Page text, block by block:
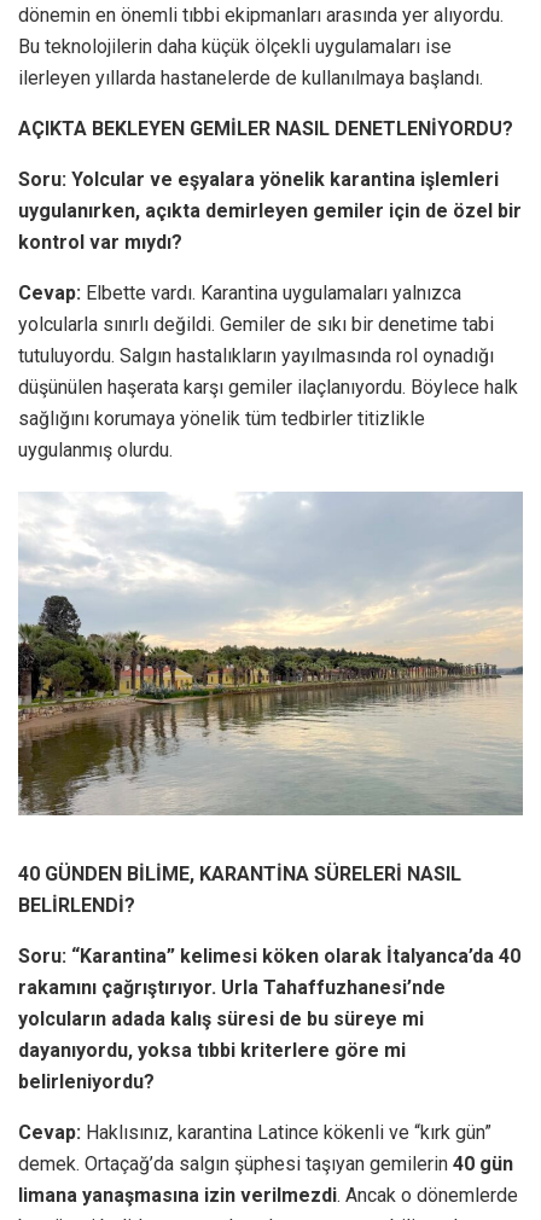
dönemin en önemli tıbbi ekipmanları arasında yer alıyordu.
Bu teknolojilerin daha küçük ölçekli uygulamaları ise
ilerleyen yıllarda hastanelerde de kullanılmaya başlandı.
AÇIKTA BEKLEYEN GEMİLER NASIL DENETLENİYORDU?
Soru: Yolcular ve eşyalara yönelik karantina işlemleri
uygulanırken, açıkta demirleyen gemiler için de özel bir
kontrol var mıydı?
Cevap: Elbette vardı. Karantina uygulamaları yalnızca
yolcularla sınırlı değildi. Gemiler de sıkı bir denetime tabi
tutuluyordu. Salgın hastalıkların yayılmasında rol oynadığı
düşünülen haşerata karşı gemiler ilaçlanıyordu. Böylece halk
sağlığını korumaya yönelik tüm tedbirler titizlikle
uygulanmış olurdu.
40 GÜNDEN BİLİME, KARANTİNA SÜRELERİ NASIL
BELİRLENDİ?
Soru: “Karantina” kelimesi köken olarak İtalyanca’da 40
rakamını çağrıştırıyor. Urla Tahaffuzhanesi’nde
yolcuların adada kalış süresi de bu süreye mi
dayanıyordu, yoksa tıbbi kriterlere göre mi
belirleniyordu?
Cevap: Haklısınız, karantina Latince kökenli ve “kırk gün”
demek. Ortaçağ’da salgın şüphesi taşıyan gemilerin 40 gün
limana yanaşmasına izin verilmezdi. Ancak o dönemlerde